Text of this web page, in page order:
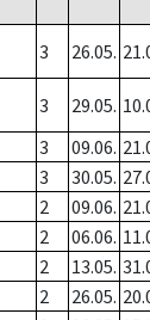
3 26.05.
3 29.05.
3 09.06.
3 30.05.
2 09.06.
2 06.06.
2 13.05.
2 26.05.